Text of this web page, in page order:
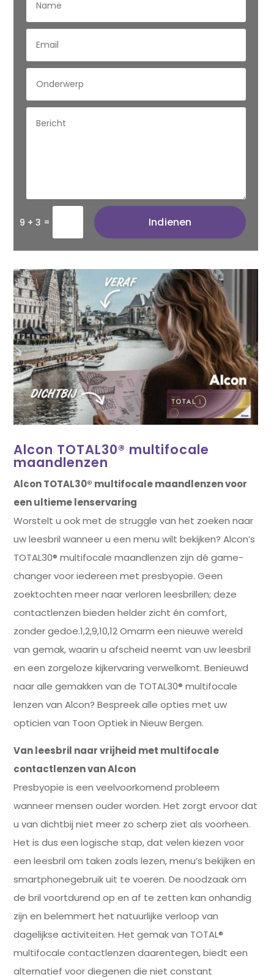
9 + 3 = Indienen
Alcon TOTAL30® multifocale
maandlenzen
Alcon TOTAL30® multifocale maandlenzen voor
een ultieme lenservaring
Worstelt u ook met de struggle van het zoeken naar
uw leesbril wanneer u een menu wilt bekijken? Alcon’s
TOTAL30® multifocale maandlenzen zijn dé game-
changer voor iedereen met presbyopie. Geen
zoektochten meer naar verloren leesbrillen; deze
contactlenzen bieden helder zicht én comfort,
zonder gedoe.1,2,9,10,12 Omarm een nieuwe wereld
van gemak, waarin u afscheid neemt van uw leesbril
en een zorgeloze kijkervaring verwelkomt. Benieuwd
naar alle gemakken van de TOTAL30® multifocale
lenzen van Alcon? Bespreek alle opties met uw
opticien van Toon Optiek in Nieuw Bergen.
Van leesbril naar vrijheid met multifocale
contactlenzen van Alcon
Presbyopie is een veelvoorkomend probleem
wanneer mensen ouder worden. Het zorgt ervoor dat
u van dichtbij niet meer zo scherp ziet als voorheen.
Het is dus een logische stap, dat velen kiezen voor
een leesbril om taken zoals lezen, menu’s bekijken en
smartphonegebruik uit te voeren. De noodzaak om
de bril voortdurend op en af te zetten kan onhandig
zijn en belemmert het natuurlijke verloop van
dagelijkse activiteiten. Het gemak van TOTAL®
multifocale contactlenzen daarentegen, biedt een
alternatief voor diegenen die niet constant